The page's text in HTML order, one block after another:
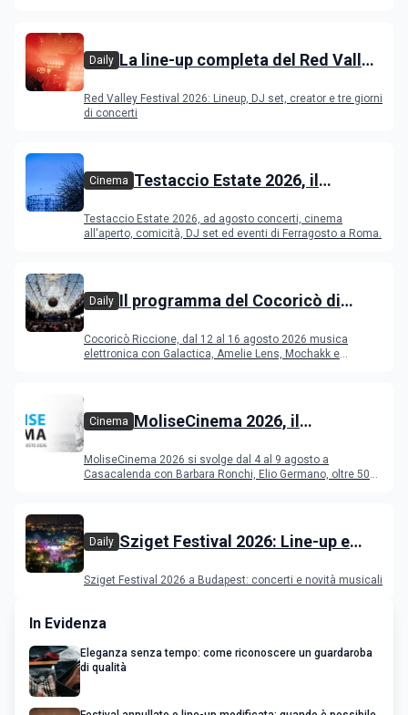
Daily La line-up completa del Red Valley
Red Valley Festival 2026: Lineup, DJ set, creator e tre giorni
di concerti
Cinema Testaccio Estate 2026, il
Ferragosto
Testaccio Estate 2026, ad agosto concerti, cinema
all'aperto, comicità, DJ set ed eventi di Ferragosto a Roma.
Daily Il programma del Cocoricò di
Cocoricò Riccione, dal 12 al 16 agosto 2026 musica
elettronica con Galactica, Amelie Lens, Mochakk e
Cinema MoliseCinema 2026, il
MoliseCinema 2026 si svolge dal 4 al 9 agosto a
Casacalenda con Barbara Ronchi, Elio Germano, oltre 50
Daily Sziget Festival 2026: Line-up e
Sziget Festival 2026 a Budapest: concerti e novità musicali
In Evidenza
Eleganza senza tempo: come riconoscere un guardaroba
di qualità